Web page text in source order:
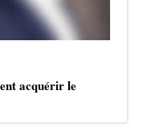
acquérir le